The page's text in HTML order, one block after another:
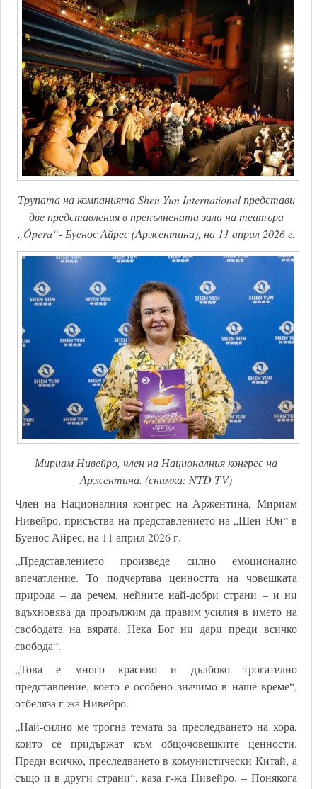
Трупата на компанията Shen Yun International представи
две представления в препълнената зала на театъра
„Ópera“- Буенос Айрес (Аржентина), на 11 април 2026 г.
Мириам Нивейро, член на Националния конгрес на
Аржентина. (снимка: NTD TV)
Член на Националния конгрес на Аржентина, Мириам
Нивейро, присъства на представлението на „Шен Юн“ в
Буенос Айрес, на 11 април 2026 г.
„Представлението произведе силно емоционално
впечатление. То подчертава ценността на човешката
природа – да речем, нейните най-добри страни – и ни
вдъхновява да продължим да правим усилия в името на
свободата на вярата. Нека Бог ни дари преди всичко
свобода“.
„Това е много красиво и дълбоко трогателно
представление, което е особено значимо в наше време“,
отбеляза г-жа Нивейро.
„Най-силно ме трогна темата за преследването на хора,
които се придържат към общочовешките ценности.
Преди всичко, преследването в комунистически Китай, а
също и в други страни“, каза г-жа Нивейро. – Понякога